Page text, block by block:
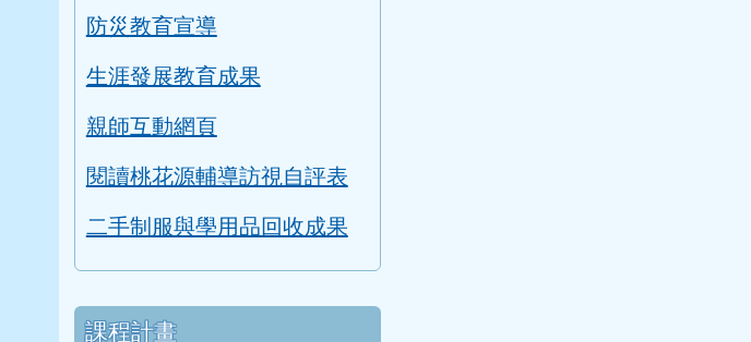
防災教育宣導
生涯發展教育成果
親師互動網頁
閱讀桃花源輔導訪視自評表
二手制服與學用品回收成果